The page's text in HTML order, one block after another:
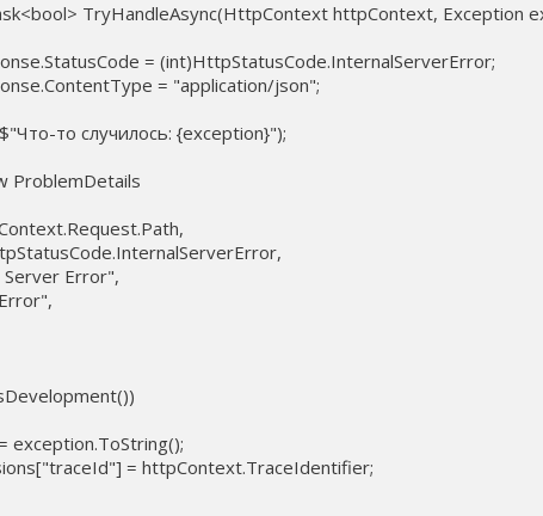
TryHandleAsync(HttpContext httpContext, Exception
= (int)HttpStatusCode.InternalServerError;
= "application/json";
то случилось: {exception}");
ProblemDetails
Server Error",
= exception.ToString();
= httpContext.TraceIdentifier;